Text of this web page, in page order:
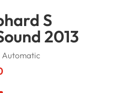
S
2013
Automatic